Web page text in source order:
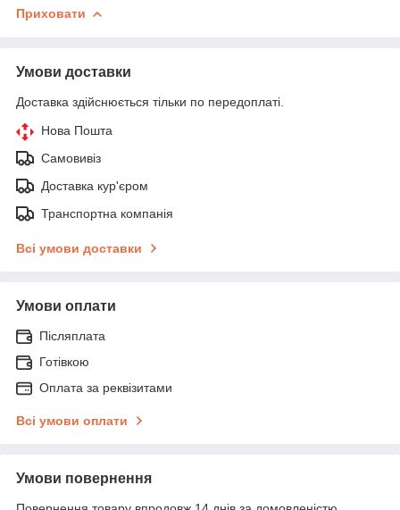
Приховати
Умови доставки
Доставка здійснюється тільки по передоплаті.
Нова Пошта
Самовивіз
Доставка кур'єром
Транспортна компанія
Всі умови доставки
Умови оплати
Післяплата
Готівкою
Оплата за реквізитами
Всі умови оплати
Умови повернення